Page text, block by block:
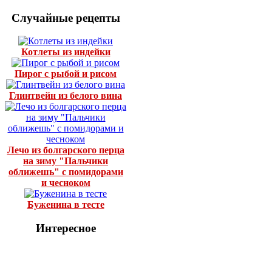
Случайные рецепты
Котлеты из индейки
Пирог с рыбой и рисом
Глинтвейн из белого вина
Лечо из болгарского перца
на зиму "Пальчики
оближешь" с помидорами
и чесноком
Буженина в тесте
Интересное